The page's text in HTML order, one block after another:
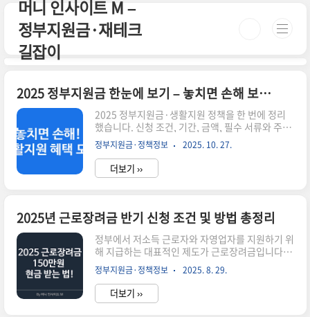
본문 바로가기
머니 인사이트 M –
정부지원금·재테크
길잡이
2025 정부지원금 한눈에 보기 – 놓치면 손해 보는 생활밀착형 지원정책 총정리
2025 정부지원금·생활지원 정책을 한 번에 정리
했습니다. 신청 조건, 기간, 금액, 필수 서류와 주의
사항까지 ‘실제 신청’에 필요한 정보만 빠르게 확인
하세요. (정책은 분기별로 변경될 수 있으니 본문
하단의 공식 링크를 통해 최종 확인을 권장합니다.)
요약: 2025년 기준 주요 생활밀착형 지원정책소득
부24 / 복지로에서 확인🔎 읽는 순서① 핵심정책
표 → ② 자격·기간 → ③ 온라인 신청 경로 → ④
유의사항 → ⑤ FAQ정책명주요 대상핵심 혜택신
청 경로민생회복 소비쿠폰소득기준 충족 가구분야
별 할인·포인트 제공정부24에너지바우처취약계
층전기·가스·연료비 지원복지로청년 지원(도약계
좌·월세)청년·사회초년생저축 ..
정부지원금·정책정보 2025. 10. 27.
더보기 ››
2025년 근로장려금 반기 신청 조건 및 방법 총정리
정부에서 저소득 근로자와 자영업자를 지원하기 위
해 지급하는 대표적인 제도가 근로장려금입니다.
특히 반기 신청 제도를 통해 상·하반기별로 빠르게
지원받을 수 있어, 2025년에도 많은 분들이 관심을
갖고 있는데요.이번 글에서는 2025년 근로장려금
반기 신청 자격, 신청 기간, 신청 방법까지 한 번에
정부지원금·정책정보 2025. 8. 29.
더보기 ››